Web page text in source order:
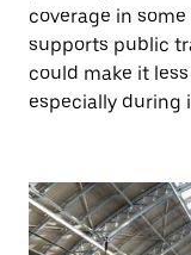
coverage in
supports public
could make it
especially during